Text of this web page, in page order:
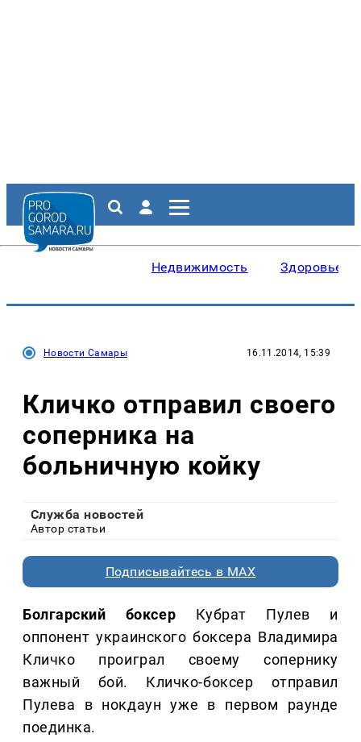
Недвижимость Здоровье
Новости Самары 16.11.2014, 15:39
Кличко отправил своего
соперника на
больничную койку
Служба новостей
Автор статьи
Подписывайтесь в MAX
Болгарский боксер Кубрат Пулев и
оппонент украинского боксера Владимира
Кличко проиграл своему сопернику
важный бой. Кличко-боксер отправил
Пулева в нокдаун уже в первом раунде
поединка.